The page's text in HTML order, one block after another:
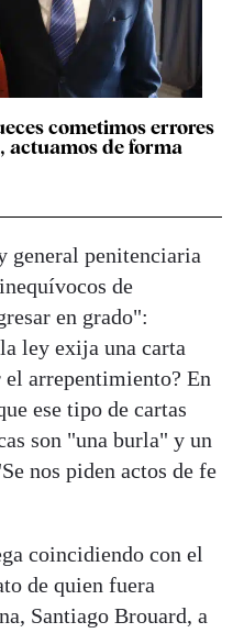
cometimos errores
actuamos de forma
general penitenciaria
de
en grado":
ley exija una carta
arrepentimiento? En
ese tipo de cartas
son "una burla" y un
nos piden actos de fe
coincidiendo con el
de quien fuera
Santiago Brouard, a